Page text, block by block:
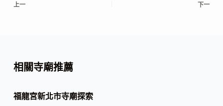
上一 下一
相關寺廟推薦
福龍宮新北市寺廟探索